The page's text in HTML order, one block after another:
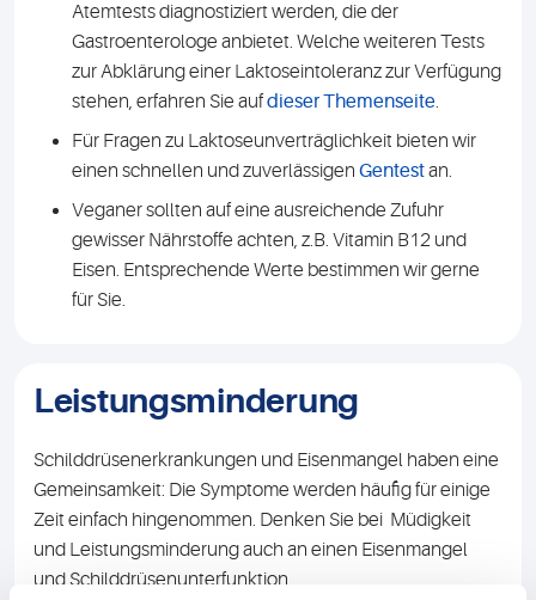
Atemtests diagnostiziert werden, die der
Gastroenterologe anbietet. Welche weiteren Tests
zur Abklärung einer Laktoseintoleranz zur Verfügung
stehen, erfahren Sie aufdieser Themenseite.
Für Fragen zu Laktoseunverträglichkeit bieten wir
einen schnellen und zuverlässigen Gentestan.
Veganer sollten auf eine ausreichende Zufuhr
gewisser Nährstoffe achten, z.B. Vitamin B12 und
Eisen. Entsprechende Werte bestimmen wir gerne
für Sie.
Leistungsminderung
Schilddrüsenerkrankungen und Eisenmangel haben eine
Gemeinsamkeit: Die Symptome werden häufig für einige
Zeit einfach hingenommen. Denken Sie bei Müdigkeit
und Leistungsminderung auch an einen Eisenmangel
und Schilddrüsenunterfunktion.